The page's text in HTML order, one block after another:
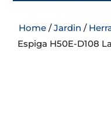
Home/Jardin /
Espiga H50E-D108